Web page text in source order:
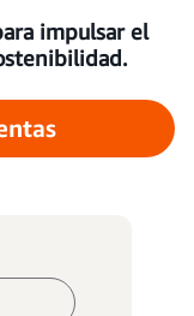
impulsar el